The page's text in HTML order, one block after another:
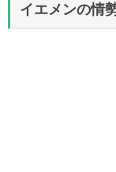
イエメンの情